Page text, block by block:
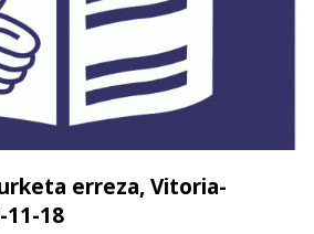
erreza, Vitoria-
11-18